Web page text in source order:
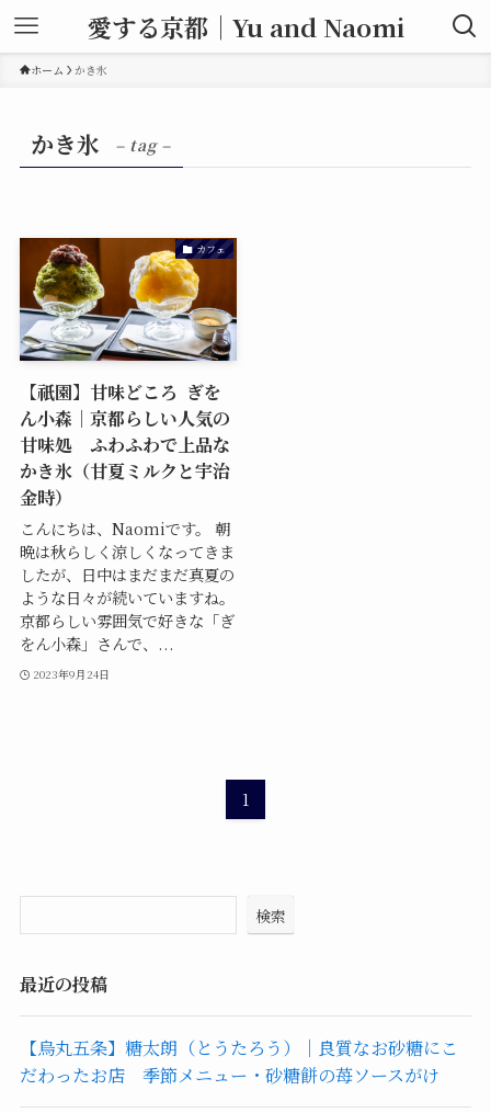
愛する京都｜Yu and Naomi
ホーム かき氷
かき氷 – tag –
カフェ
【祇園】甘味どころ ぎを
ん小森｜京都らしい人気の
甘味処 ふわふわで上品な
かき氷（甘夏ミルクと宇治
金時）
こんにちは、Naomiです。 朝
晩は秋らしく涼しくなってきま
したが、日中はまだまだ真夏の
ような日々が続いていますね。
京都らしい雰囲気で好きな「ぎ
をん小森」さんで、...
2023年9月24日
1
検索
最近の投稿
【烏丸五条】糖太朗（とうたろう）｜良質なお砂糖にこ
だわったお店 季節メニュー・砂糖餅の苺ソースがけ